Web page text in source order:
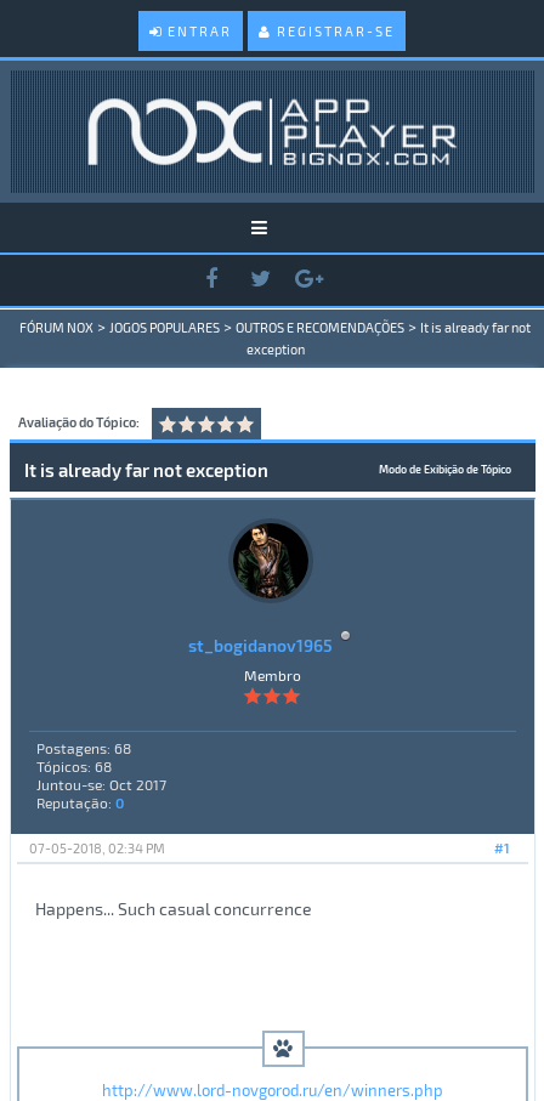
ENTRAR REGISTRAR-SE
FÓRUM NOX > JOGOS POPULARES > OUTROS E RECOMENDAÇÕES > It is already far not
exception
Avaliação do Tópico:
Modo de Exibição de Tópico
It is already far not exception
st_bogidanov1965
Membro
Postagens: 68
Tópicos: 68
Juntou-se: Oct 2017
Reputação: 0
#1
07-05-2018, 02:34 PM
Happens... Such casual concurrence
http://www.lord-novgorod.ru/en/winners.php